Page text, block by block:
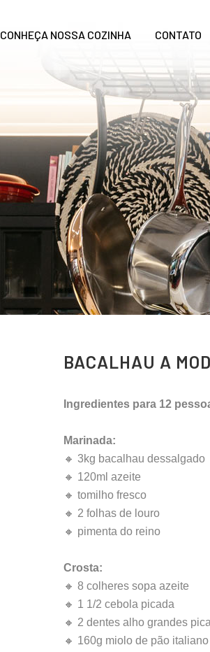
CONHEÇA NOSSA COZINHA CONTATO
BACALHAU A
Ingredientes para 12
Marinada:
🔸 3kg bacalhau dessalgado
🔸 120ml azeite
🔸 tomilho fresco
🔸 2 folhas de louro
🔸 pimenta do reino
Crosta:
🔸 8 colheres sopa azeite
🔸 1 1/2 cebola picada
🔸 2 dentes alho grandes
🔸 160g miolo de pão